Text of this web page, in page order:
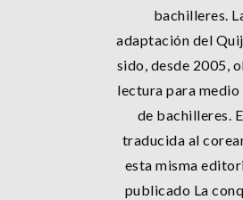
bachilleres.
adaptación del
sido, desde 2005,
lectura para
de bachilleres.
traducida al
esta misma
publicado La